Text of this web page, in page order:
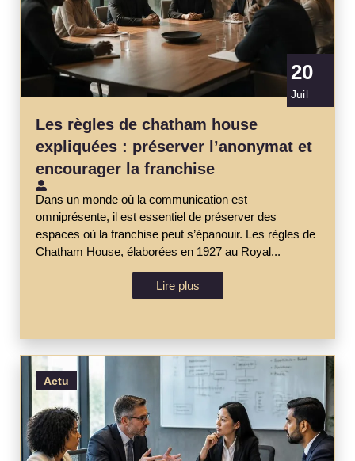
20
Juil
Les règles de chatham house
expliquées : préserver l’anonymat et
encourager la franchise
Dans un monde où la communication est
omniprésente, il est essentiel de préserver des
espaces où la franchise peut s’épanouir. Les règles de
Chatham House, élaborées en 1927 au Royal...
Lire plus
Actu